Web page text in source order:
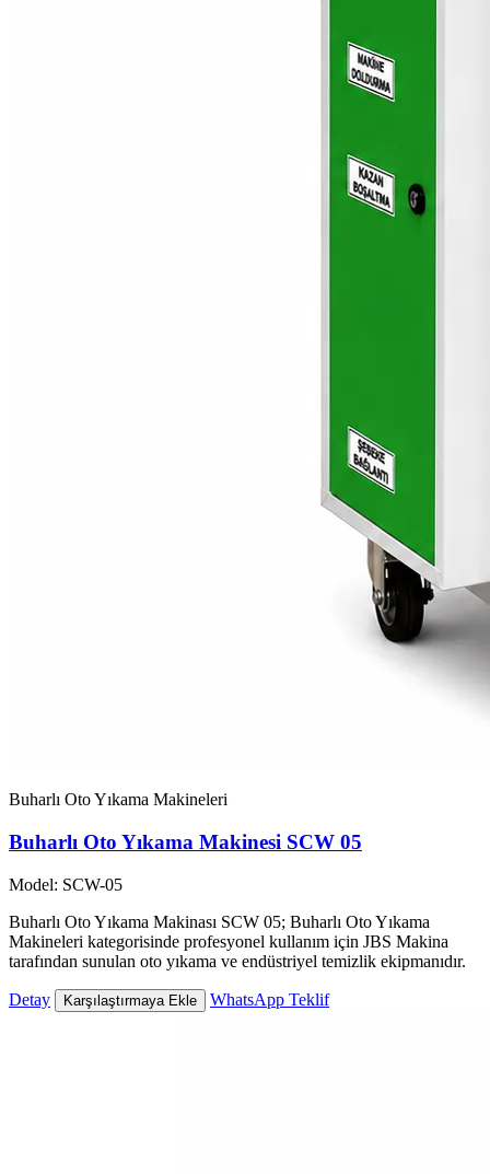
Buharlı Oto Yıkama Makineleri
Buharlı Oto Yıkama Makinesi SCW 05
Model: SCW-05
Buharlı Oto Yıkama Makinası SCW 05; Buharlı Oto Yıkama
Makineleri kategorisinde profesyonel kullanım için JBS Makina
tarafından sunulan oto yıkama ve endüstriyel temizlik ekipmanıdır.
Detay Karşılaştırmaya Ekle WhatsApp Teklif